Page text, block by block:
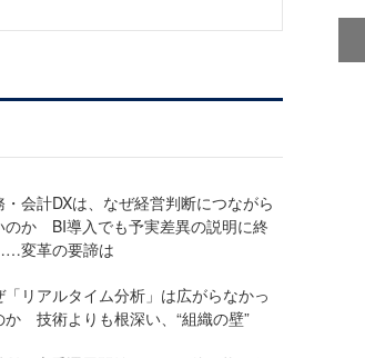
・会計DXは、なぜ経営判断につながら
のか BI導入でも予実差異の説明に終
変革の要諦は
「リアルタイム分析」は広がらなかっ
か 技術よりも根深い、“組織の壁”